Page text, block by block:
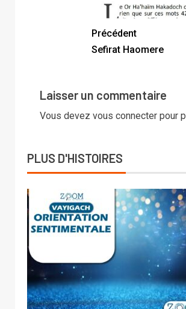
Précédent
Sefirat Haomere
Laisser un commentaire
Vous devez vous connecter pour
PLUS D'HISTOIRES